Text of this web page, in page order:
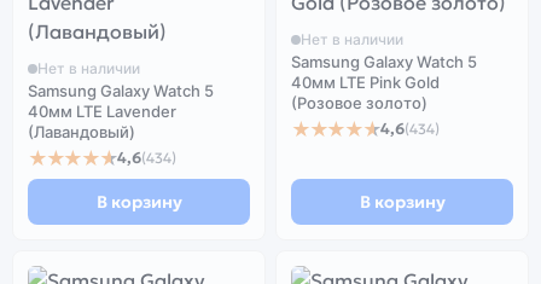
Нет в наличии
Samsung Galaxy Watch 5
40мм LTE Lavender
(Лавандовый)
★★★★★4,6(434)
В корзину
Нет в наличии
Samsung Galaxy Watch 5
40мм LTE Pink Gold
(Розовое золото)
★★★★★4,6(434)
В корзину